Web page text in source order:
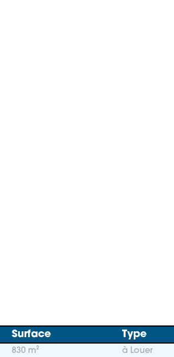
Surface Type
830 m² à Louer